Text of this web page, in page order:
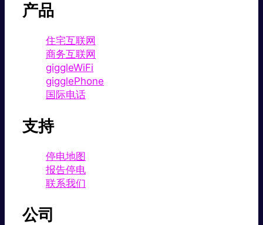
产品
住宅互联网
商务互联网
giggleWiFi
gigglePhone
国际电话
支持
停电地图
报告停电
联系我们
公司